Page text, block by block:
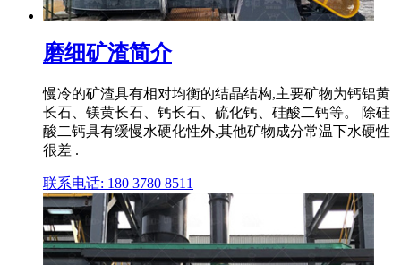
磨细矿渣简介
慢冷的矿渣具有相对均衡的结晶结构,主要矿物为钙铝黄
长石、镁黄长石、钙长石、硫化钙、硅酸二钙等。 除硅
酸二钙具有缓慢水硬化性外,其他矿物成分常温下水硬性
很差 .
联系电话: 180 3780 8511